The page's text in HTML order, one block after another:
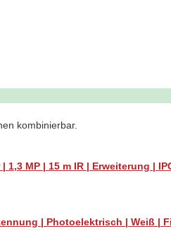
kombinierbar.
MP | 15 m IR | Erweiterung |
| Photoelektrisch | Weiß |